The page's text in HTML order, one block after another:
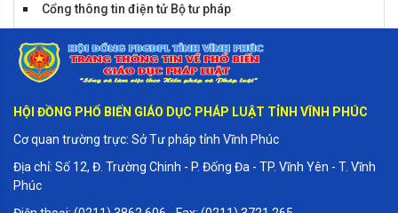
Cổng thông tin điện tử Bộ tư pháp
HỘI ĐỒNG PHỔ BIẾN GIÁO DỤC PHÁP LUẬT TỈNH VĨNH PHÚC
Cơ quan trường trực: Sở Tư pháp tỉnh Vĩnh Phúc
Địa chỉ: Số 12, Đ. Trường Chinh - P. Đống Đa - TP. Vĩnh Yên - T. Vĩnh
Phúc